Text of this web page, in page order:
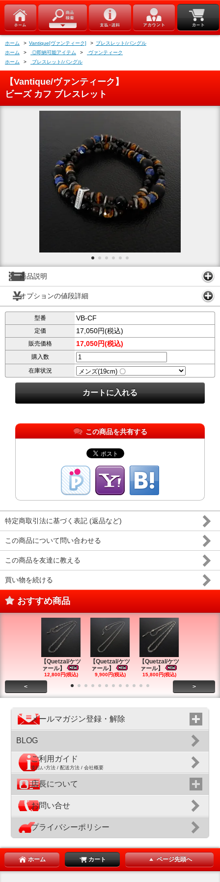
ホーム > Vantique[ヴァンティーク] > ブレスレット/バングル
ホーム
> ◎即納可能アイテム >
ヴァンティーク
ホーム
> ブレスレット/バングル
【Vantique/ヴァンティーク】
ビーズ カフ ブレスレット
商品説明
オプションの値段詳細
型番 VB-CF
定価 17,050円(税込)
販売価格 17,050円(税込)
購入数
在庫状況
この商品を共有する
特定商取引法に基づく表記 (返品など)
この商品について問い合わせる
この商品を友達に教える
買い物を続ける
おすすめ商品
【Quetzal/ケツ
ァール】
12,800円(税込)
【Quetzal/ケツ
ァール】
9,900円(税込)
【Quetzal/ケツ
ァール】
15,800円(税込)
< >
メールマガジン登録・解除
BLOG
ご利用ガイド
支払い方法 / 配送方法 / 会社概要
店長について
お問い合せ
プライバシーポリシー
ホーム カート ページ先頭へ